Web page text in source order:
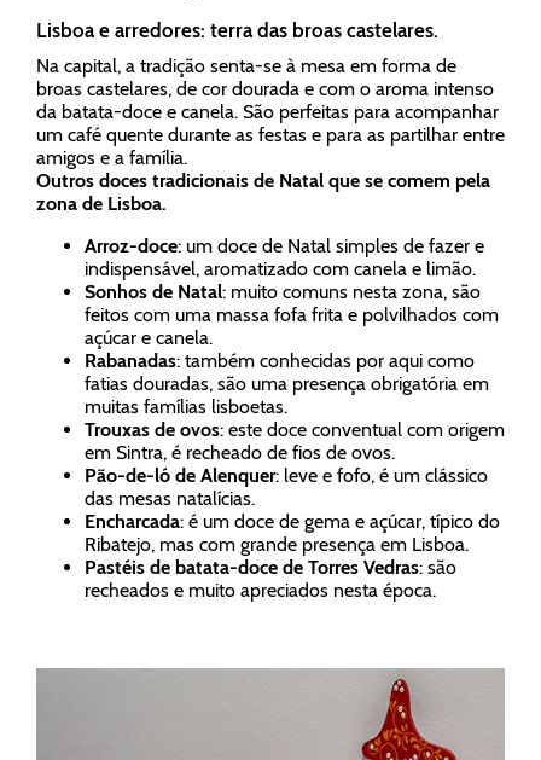
Lisboa e arredores: terra das broas castelares.
Na capital, a tradição senta-se à mesa em forma de
broas castelares, de cor dourada e com o aroma intenso
da batata-doce e canela. São perfeitas para acompanhar
um café quente durante as festas e para as partilhar entre
amigos e a família.
Outros doces tradicionais de Natal que se comem pela
zona de Lisboa.
Arroz-doce: um doce de Natal simples de fazer e
indispensável, aromatizado com canela e limão.
Sonhos de Natal: muito comuns nesta zona, são
feitos com uma massa fofa frita e polvilhados com
açúcar e canela.
Rabanadas: também conhecidas por aqui como
fatias douradas, são uma presença obrigatória em
muitas famílias lisboetas.
Trouxas de ovos: este doce conventual com origem
em Sintra, é recheado de fios de ovos.
Pão-de-ló de Alenquer: leve e fofo, é um clássico
das mesas natalícias.
Encharcada: é um doce de gema e açúcar, típico do
Ribatejo, mas com grande presença em Lisboa.
Pastéis de batata-doce de Torres Vedras: são
recheados e muito apreciados nesta época.